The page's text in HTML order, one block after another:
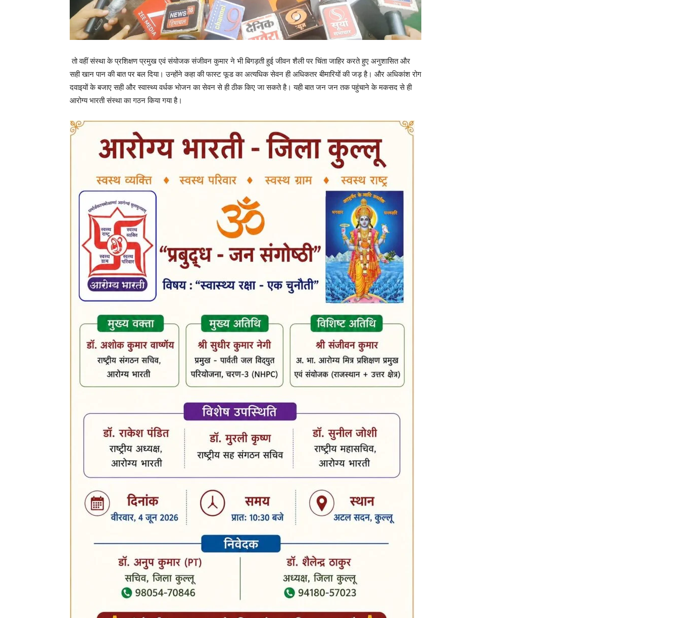
तो वहीं संस्था के प्रशिक्षण प्रमुख एवं संयोजक संजीवन कुमार ने भी बिगड़ती हुई जीवन शैली पर चिंता जाहिर करते हुए अनुशासित और
सही खान पान की बात पर बल दिया। उन्होंने कहा की फास्ट फूड का अत्यधिक सेवन ही अधिकतर बीमारियों की जड़ है। और अधिकांश रोग
दवाइयों के बजाए सही और स्वास्थ्य वर्धक भोजन का सेवन से ही ठीक किए जा सकते है। यही बात जन जन तक पहुंचाने के मकसद से ही
आरोग्य भारती संस्था का गठन किया गया है।